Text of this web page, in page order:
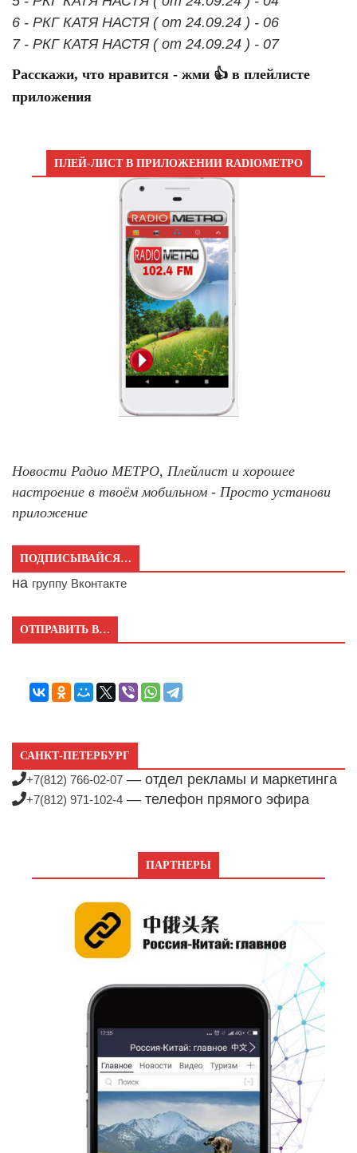
6 - РКГ КАТЯ НАСТЯ ( от 24.09.24 ) - 06
7 - РКГ КАТЯ НАСТЯ ( от 24.09.24 ) - 07
Расскажи, что нравится - жми 👍 в плейлисте
приложения
ПЛЕЙ-ЛИСТ В ПРИЛОЖЕНИИ RADIOМЕТРО
Новости Радио МЕТРО, Плейлист и хорошее
настроение в твоём мобильном - Просто установи
приложение
ПОДПИСЫВАЙСЯ…
на группу Вконтакте
ОТПРАВИТЬ В…
САНКТ-ПЕТЕРБУРГ
+7(812) 766-02-07 — отдел рекламы и маркетинга
+7(812) 971-102-4 — телефон прямого эфира
ПАРТНЕРЫ